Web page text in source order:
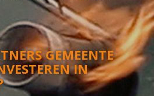
GEMEENTE
IN